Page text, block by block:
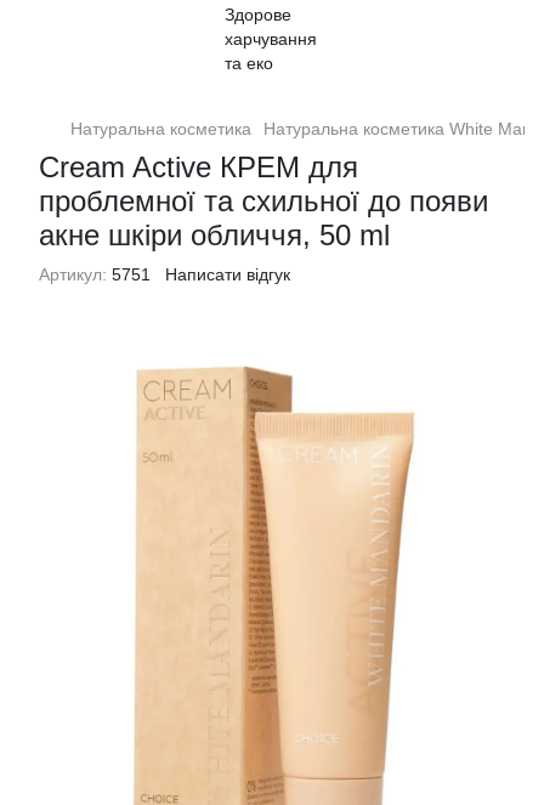
Натуральна косметика Натуральна косметика White
Cream Active КРЕМ для
проблемної та схильної до появи
акне шкіри обличчя, 50 ml
Артикул: 5751 Написати відгук